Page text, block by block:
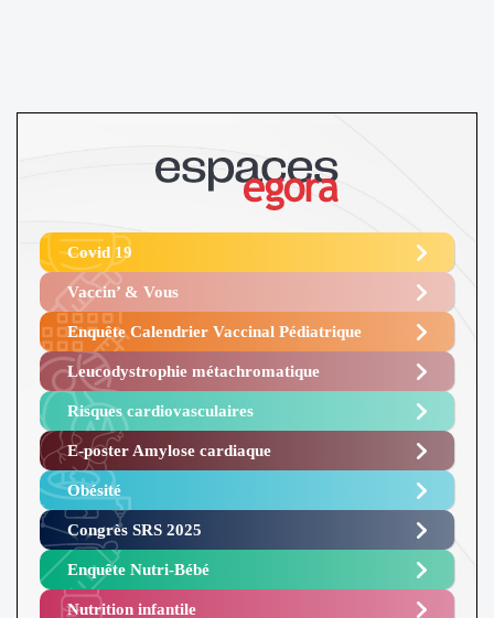
Covid 19
Vaccin’ & Vous
Enquête Calendrier Vaccinal Pédiatrique
Leucodystrophie métachromatique
Risques cardiovasculaires
E-poster Amylose cardiaque ​
Obésité ​
Congrès SRS 2025 ​
Enquête Nutri-Bébé ​
Nutrition infantile